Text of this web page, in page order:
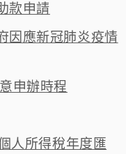
款申請
因應新冠肺炎疫情
申辦時程
人所得稅年度匯